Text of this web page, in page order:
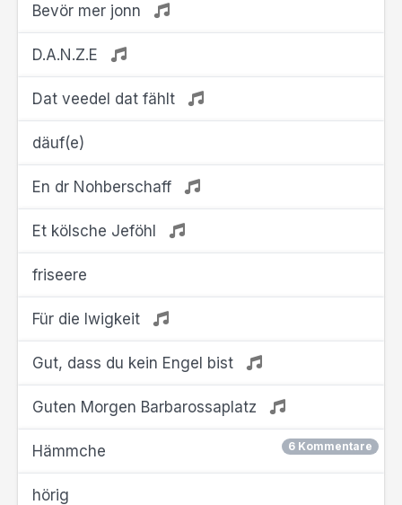
Bevör mer jonn
D.A.N.Z.E
Dat veedel dat fählt
däuf(e)
En dr Nohberschaff
Et kölsche Jeföhl
friseere
Für die Iwigkeit
Gut, dass du kein Engel bist
Guten Morgen Barbarossaplatz
6 Kommentare
Hämmche
hörig